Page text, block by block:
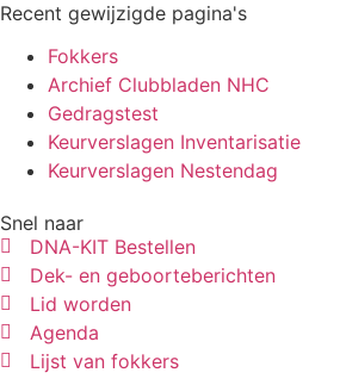
Recent gewijzigde pagina's
Fokkers
Archief Clubbladen NHC
Gedragstest
Keurverslagen Inventarisatie
Keurverslagen Nestendag
Snel naar
DNA-KIT Bestellen
Dek- en geboorteberichten
Lid worden
Agenda
Lijst van fokkers